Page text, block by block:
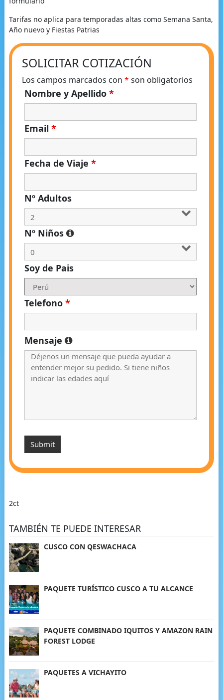
Tarifas no aplica para temporadas altas como Semana Santa,
Año nuevo y Fiestas Patrias
SOLICITAR COTIZACIÓN
Los campos marcados con * son obligatorios
Nombre y Apellido *
Email *
Fecha de Viaje *
Nº Adultos
Nº Niños
Soy de Pais
Telefono *
Mensaje
2ct
TAMBIÉN TE PUEDE INTERESAR
CUSCO CON QESWACHACA
PAQUETE TURÍSTICO CUSCO A TU ALCANCE
PAQUETE COMBINADO IQUITOS Y AMAZON RAIN
FOREST LODGE
PAQUETES A VICHAYITO